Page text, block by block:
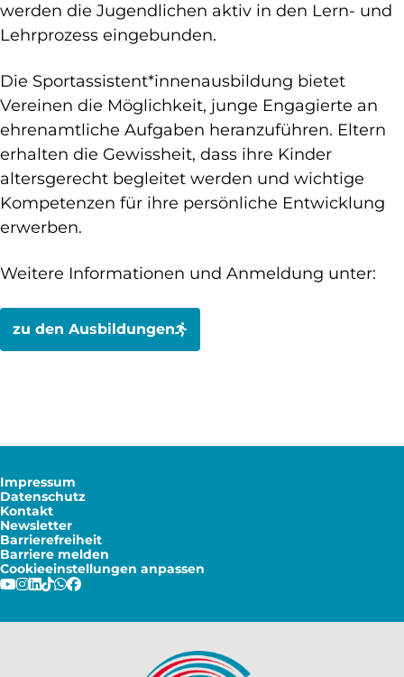
werden die Jugendlichen aktiv in den Lern- und
Lehrprozess eingebunden.
Die Sportassistent*innenausbildung bietet
Vereinen die Möglichkeit, junge Engagierte an
ehrenamtliche Aufgaben heranzuführen. Eltern
erhalten die Gewissheit, dass ihre Kinder
altersgerecht begleitet werden und wichtige
Kompetenzen für ihre persönliche Entwicklung
erwerben.
Weitere Informationen und Anmeldung unter:
zu den Ausbildungen
Impressum
Datenschutz
Kontakt
Newsletter
Barrierefreiheit
Barriere melden
Cookieeinstellungen anpassen